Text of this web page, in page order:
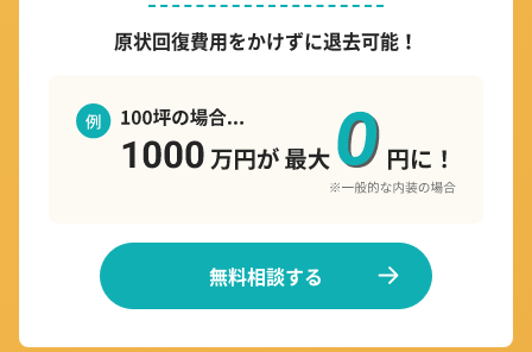
原状回復費用をかけずに退去可能！
無料相談する